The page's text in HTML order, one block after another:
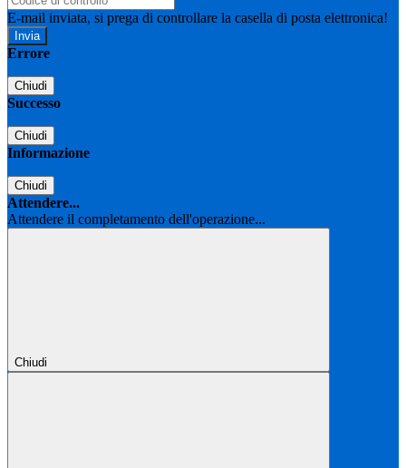
E-mail inviata, si prega di controllare la casella di posta elettronica!
Errore
Chiudi
Successo
Chiudi
Informazione
Chiudi
Attendere...
Attendere il completamento dell'operazione...
Chiudi